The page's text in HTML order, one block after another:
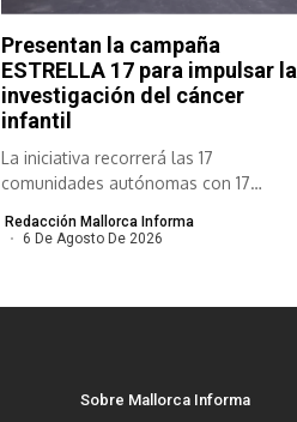
Presentan la campaña
ESTRELLA 17 para impulsar la
investigación del cáncer
infantil
La iniciativa recorrerá las 17
comunidades autónomas con 17
Redacción Mallorca Informa
6 De Agosto De 2026
Sobre Mallorca Informa